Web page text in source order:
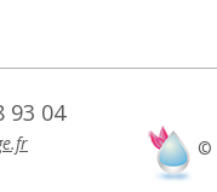
93 04
©